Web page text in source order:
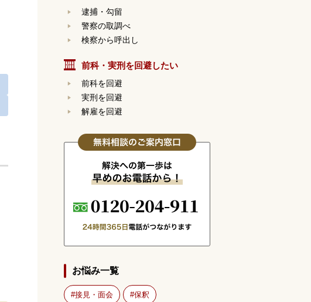
逮捕・勾留
警察の取調べ
検察から呼出し
前科・実刑を回避したい
前科を回避
実刑を回避
解雇を回避
お悩み一覧
接見・面会 保釈